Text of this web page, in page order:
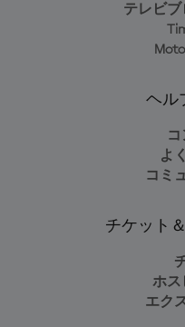
テレビブ
ヘル
コ
よ
コミ
チケット
ホス
エク